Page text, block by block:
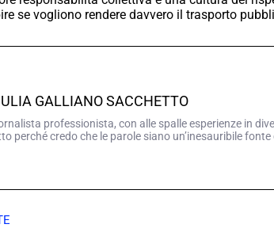
se vogliono rendere davvero il trasporto
GALLIANO SACCHETTO
professionista, con alle spalle esperienze in
perché credo che le parole siano un’inesauribile fonte